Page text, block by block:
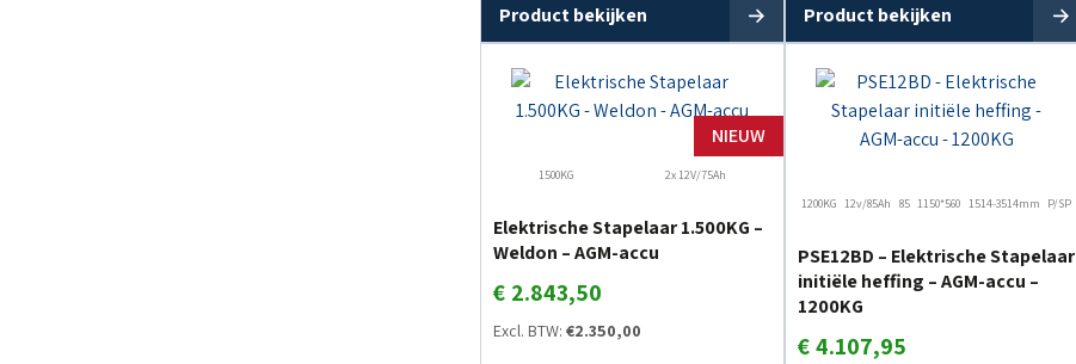
Product bekijken Product bekijken
NIEUW
1500KG 2x 12V/75Ah
Elektrische Stapelaar 1.500KG –
Weldon – AGM-accu
€ 2.843,50
Excl. BTW: €2.350,00
1200KG 12v/85Ah 85 1150*560 1514-3514mm P/SP
PSE12BD – Elektrische Stapelaar
initiële heffing – AGM-accu –
1200KG
€ 4.107,95